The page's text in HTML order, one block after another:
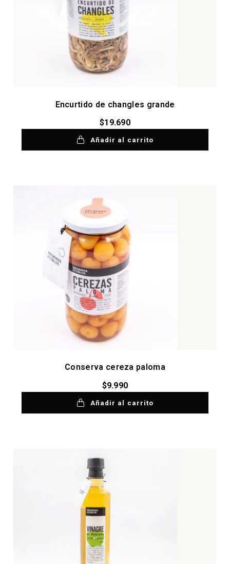
Encurtido de changles grande
$19.690
Añadir al carrito
Conserva cereza paloma
$9.990
Añadir al carrito